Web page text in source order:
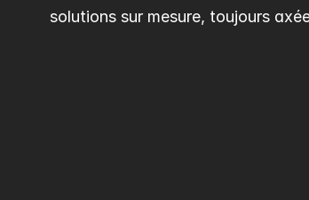
solutions sur mesure, toujours